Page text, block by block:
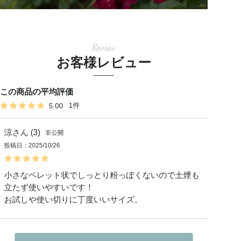
Review
お客様レビュー
5.00 1
涼 3
非公開
投稿日
2025/10/26
小さなペレット状でしっとり粉っぽくないので土煙も
立たず使いやすいです！
お試しや使い切りに丁度いいサイズ。